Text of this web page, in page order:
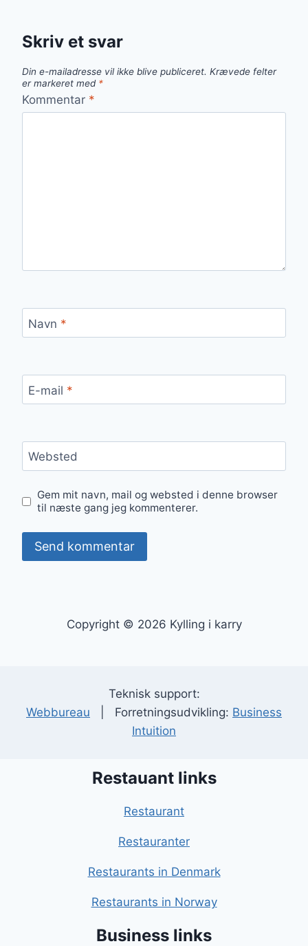
Skriv et svar
Din e-mailadresse vil ikke blive publiceret. Krævede felter
er markeret med *
Kommentar *
Navn *
E-mail *
Websted
Gem mit navn, mail og websted i denne browser
til næste gang jeg kommenterer.
Copyright © 2026 Kylling i karry
Teknisk support:
Webbureau | Forretningsudvikling: Business
Intuition
Restauant links
Restaurant
Restauranter
Restaurants in Denmark
Restaurants in Norway
Business links